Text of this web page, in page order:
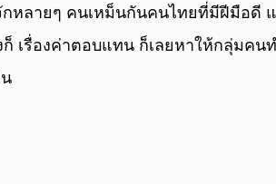
หลายๆ คนเหม็นกันคนไทยที่มีฝีมือดี
เรื่องค่าตอบแทน ก็เลยหาให้กลุ่มคน